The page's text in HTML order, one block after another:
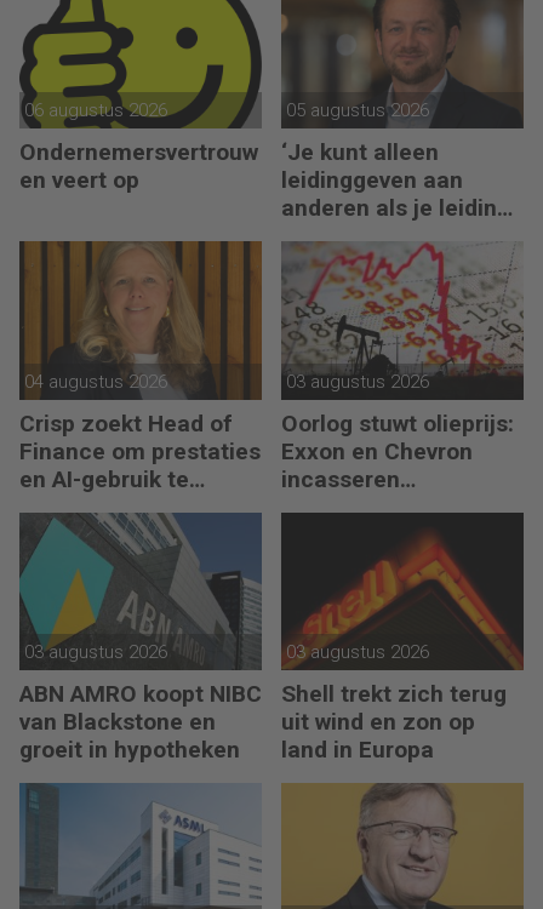
06 augustus 2026
Ondernemersvertrouw
en veert op
05 augustus 2026
‘Je kunt alleen
leidinggeven aan
anderen als je leiding
kunt geven aan jezelf’
04 augustus 2026
Crisp zoekt Head of
Finance om prestaties
en AI-gebruik te
versnellen
03 augustus 2026
Oorlog stuwt olieprijs:
Exxon en Chevron
incasseren
miljardenwinsten
03 augustus 2026
ABN AMRO koopt NIBC
van Blackstone en
groeit in hypotheken
03 augustus 2026
Shell trekt zich terug
uit wind en zon op
land in Europa